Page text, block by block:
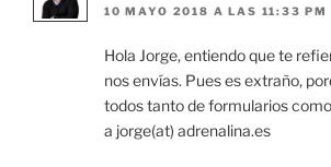
10 MAYO 2018 A LAS 11:33 PM
Hola Jorge, entiendo que te
nos envías. Pues es extraño,
todos tanto de formularios
a jorge(at) adrenalina.es